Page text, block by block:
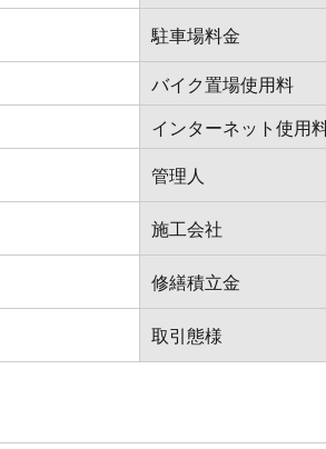
駐車場料金
バイク置場使用料
インターネット使用
管理人
施工会社
修繕積立金
取引態様